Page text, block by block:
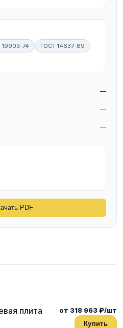
19903-74
ГОСТ 14637-89
—
—
—
PDF
плита
от 318 963 ₽/шт
Купить